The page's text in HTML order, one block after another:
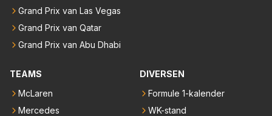
Grand Prix van Las Vegas
Grand Prix van Qatar
Grand Prix van Abu Dhabi
TEAMS
McLaren
Mercedes
DIVERSEN
Formule 1-kalender
WK-stand